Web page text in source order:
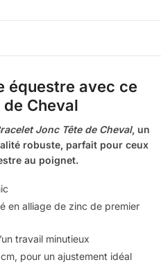
équestre avec ce
Cheval
Jonc Tête de Cheval, un
robuste, parfait pour ceux
au poignet.
en alliage de zinc de premier
travail minutieux
pour un ajustement idéal